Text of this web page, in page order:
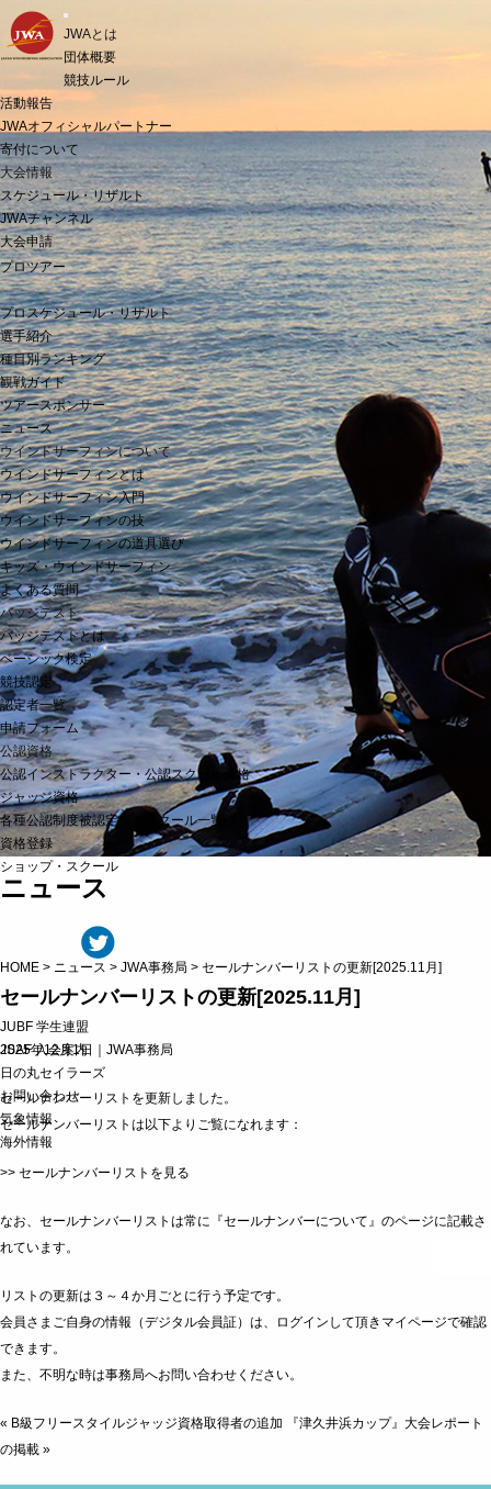
t
o
g
g
l
e
n
a
v
i
g
a
t
i
o
n
JWAとは
団体概要
競技ルール
活動報告
JWAオフィシャルパートナー
寄付について
大会情報
スケジュール・リザルト
JWAチャンネル
大会申請
プロツアー
プロスケジュール・リザルト
選手紹介
種目別ランキング
観戦ガイド
ツアースポンサー
ニュース
ウインドサーフィンについて
ウインドサーフィンとは
ウインドサーフィン入門
ウインドサーフィンの技
ウインドサーフィンの道具選び
キッズ・ウインドサーフィン
よくある質問
バッジテスト
バッジテストとは
ベーシック検定
競技認定
認定者一覧
申請フォーム
公認資格
公認インストラクター・公認スクール資格
ジャッジ資格
各種公認制度被認定者・スクール一覧
資格登録
ショップ・スクール
JUBF 学生連盟
JSAF 入会案内
日の丸セイラーズ
お問い合わせ
気象情報
海外情報
ニュース
HOME > ニュース > JWA事務局 > セールナンバーリストの更新[2025.11月]
セールナンバーリストの更新[2025.11月]
2025年12月1日｜ JWA事務局
セールナンバーリストを更新しました。
セールナンバーリストは以下よりご覧になれます：
>> セールナンバーリストを見る
なお、セールナンバーリストは常に 『セールナンバーについて』のページに記載さ
れています。
リストの更新は３～４か月ごとに行う予定です。
会員さまご自身の情報（デジタル会員証）は、ログインして頂きマイページで確認
できます。
また、不明な時は事務局へお問い合わせください。
« B級フリースタイルジャッジ資格取得者の追加
『津久井浜カップ』大会レポート
の掲載 »